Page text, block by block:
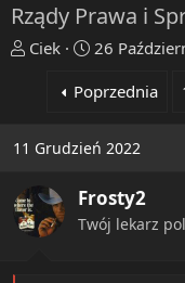
Rządy Prawa i
T
t
a
Ciek
R
z
o
c
ę
t
26
Poprzednia
11 Grudzień 2022
Frosty2
Twój lekarz